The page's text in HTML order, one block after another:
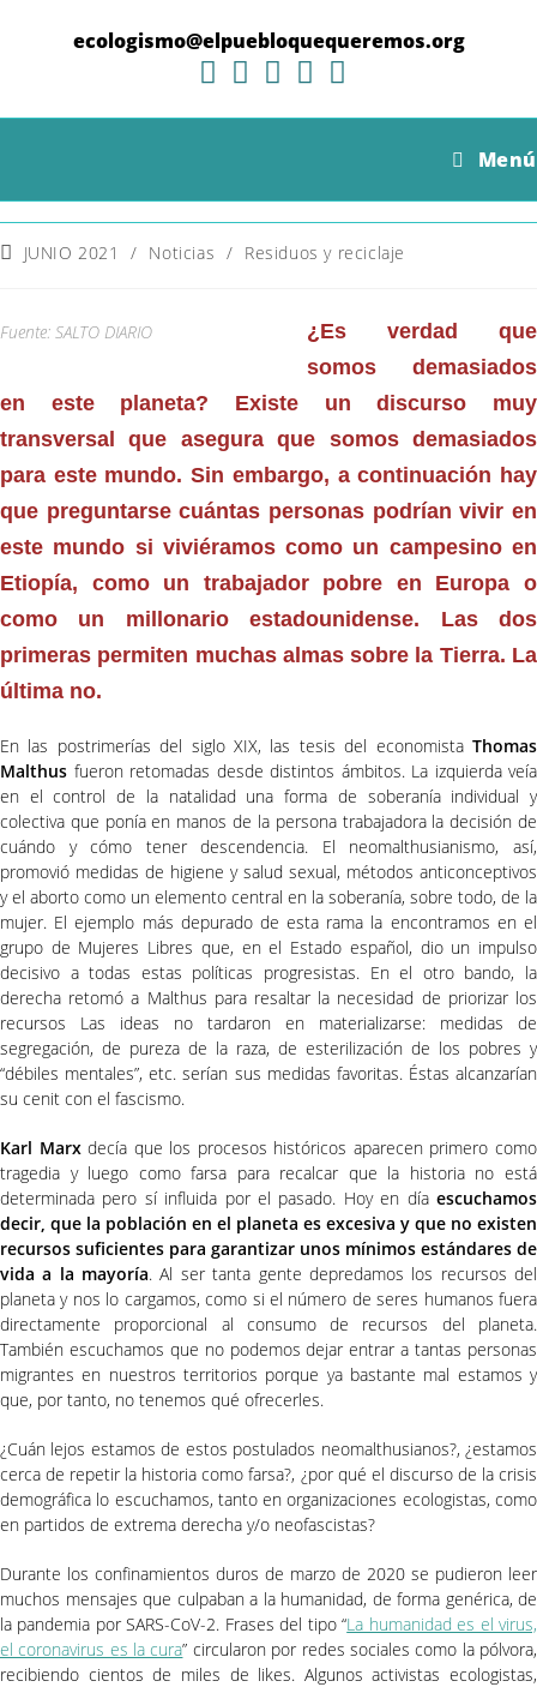
ecologismo@elpuebloquequeremos.org
Menú
Categoría
JUNIO 2021 / Noticias / Residuos y reciclaje
Fuente: SALTO DIARIO
¿Es verdad que
somos demasiados
en este planeta? Existe un discurso muy
transversal que asegura que somos demasiados
para este mundo. Sin embargo, a continuación hay
que preguntarse cuántas personas podrían vivir en
este mundo si viviéramos como un campesino en
Etiopía, como un trabajador pobre en Europa o
como un millonario estadounidense. Las dos
primeras permiten muchas almas sobre la Tierra. La
última no.
En las postrimerías del siglo XIX, las tesis del economista Thomas
Malthus fueron retomadas desde distintos ámbitos. La izquierda veía
en el control de la natalidad una forma de soberanía individual y
colectiva que ponía en manos de la persona trabajadora la decisión de
cuándo y cómo tener descendencia. El neomalthusianismo, así,
promovió medidas de higiene y salud sexual, métodos anticonceptivos
y el aborto como un elemento central en la soberanía, sobre todo, de la
mujer. El ejemplo más depurado de esta rama la encontramos en el
grupo de Mujeres Libres que, en el Estado español, dio un impulso
decisivo a todas estas políticas progresistas. En el otro bando, la
derecha retomó a Malthus para resaltar la necesidad de priorizar los
recursos Las ideas no tardaron en materializarse: medidas de
segregación, de pureza de la raza, de esterilización de los pobres y
“débiles mentales”, etc. serían sus medidas favoritas. Éstas alcanzarían
su cenit con el fascismo.
Karl Marxdecía que los procesos históricos aparecen primero como
tragedia y luego como farsa para recalcar que la historia no está
determinada pero sí influida por el pasado. Hoy en día escuchamos
decir, que la población en el planeta es excesiva y que no existen
recursos suficientes para garantizar unos mínimos estándares de
vida a la mayoría. Al ser tanta gente depredamos los recursos del
planeta y nos lo cargamos, como si el número de seres humanos fuera
directamente proporcional al consumo de recursos del planeta.
También escuchamos que no podemos dejar entrar a tantas personas
migrantes en nuestros territorios porque ya bastante mal estamos y
que, por tanto, no tenemos qué ofrecerles.
¿Cuán lejos estamos de estos postulados neomalthusianos?, ¿estamos
cerca de repetir la historia como farsa?, ¿por qué el discurso de la crisis
demográfica lo escuchamos, tanto en organizaciones ecologistas, como
en partidos de extrema derecha y/o neofascistas?
Durante los confinamientos duros de marzo de 2020 se pudieron leer
muchos mensajes que culpaban a la humanidad, de forma genérica, de
la pandemia por SARS-CoV-2. Frases del tipo “La humanidad es el virus,
el coronavirus es la cura” circularon por redes sociales como la pólvora,
recibiendo cientos de miles de likes. Algunos activistas ecologistas,